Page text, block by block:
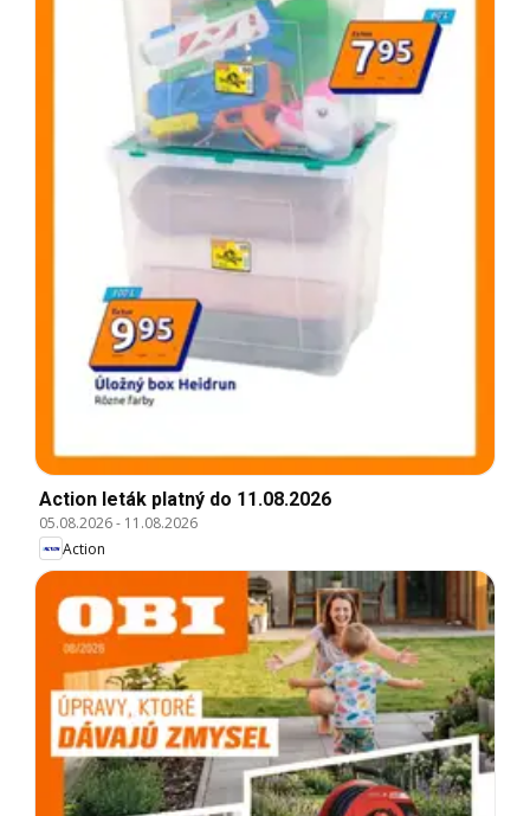
Action leták platný do 11.08.2026
05.08.2026- 11.08.2026
Action